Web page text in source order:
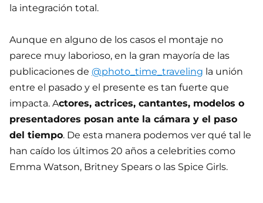
la integración total.
Aunque en alguno de los casos el montaje no
parece muy laborioso, en la gran mayoría de las
publicaciones de @photo_time_traveling la unión
entre el pasado y el presente es tan fuerte que
impacta. Actores, actrices, cantantes, modelos o
presentadores posan ante la cámara y el paso
del tiempo. De esta manera podemos ver qué tal le
han caído los últimos 20 años a celebrities como
Emma Watson, Britney Spears o las Spice Girls.